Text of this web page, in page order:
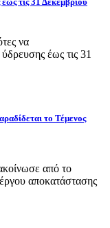
να
έως τις 31
το Τέμενος
από το
αποκατάστασης